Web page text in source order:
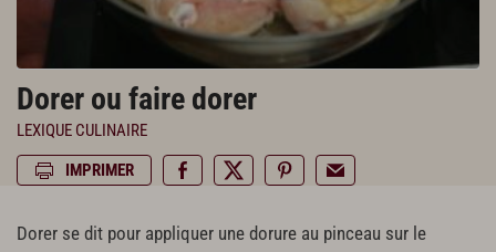
Dorer ou faire dorer
LEXIQUE CULINAIRE
IMPRIMER
Dorer se dit pour appliquer une dorure au pinceau sur le